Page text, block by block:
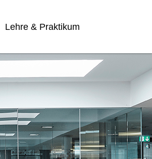
Lehre & Praktikum